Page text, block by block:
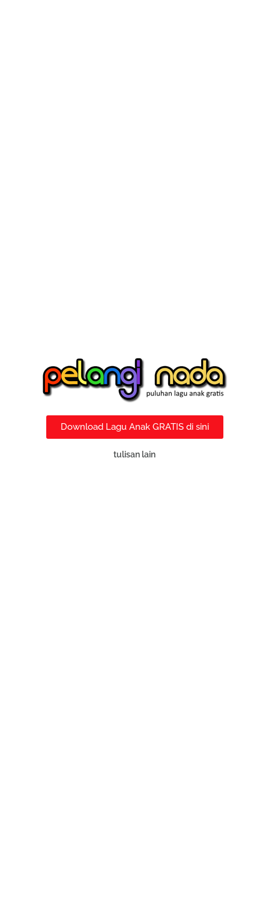
Download Lagu Anak GRATIS di sini
tulisan lain